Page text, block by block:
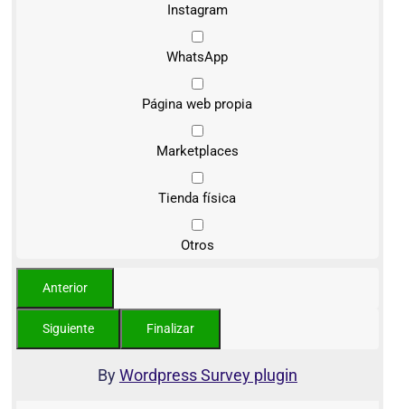
Instagram
WhatsApp
Página web propia
Marketplaces
Tienda física
Otros
ByWordpress Survey plugin